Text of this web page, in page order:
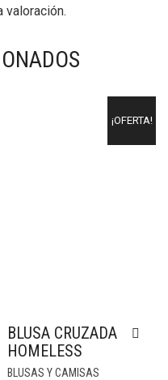
valoración.
¡OFERTA!
BLUSA CRUZADA
HOMELESS
BLUSAS Y CAMISAS